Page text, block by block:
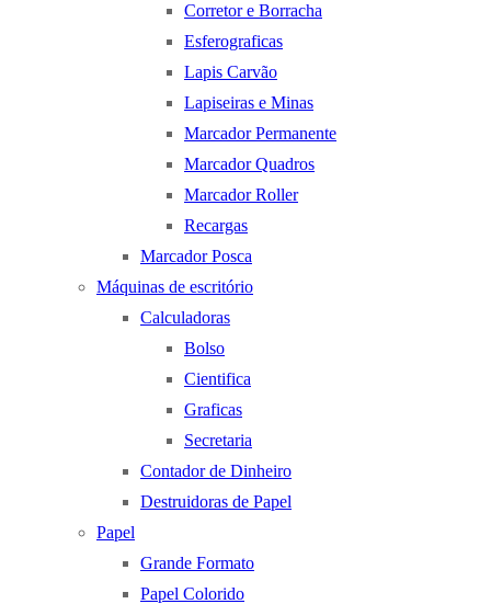
Corretor e Borracha
Esferograficas
Lapis Carvão
Lapiseiras e Minas
Marcador Permanente
Marcador Quadros
Marcador Roller
Recargas
Marcador Posca
Máquinas de escritório
Calculadoras
Bolso
Cientifica
Graficas
Secretaria
Contador de Dinheiro
Destruidoras de Papel
Papel
Grande Formato
Papel Colorido